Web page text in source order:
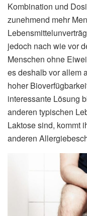
Kombination und
zunehmend mehr
jedoch nach wie vor
Menschen ohne
es deshalb vor allem
hoher
interessante Lösung
anderen typischen
Laktose sind, kommt
anderen